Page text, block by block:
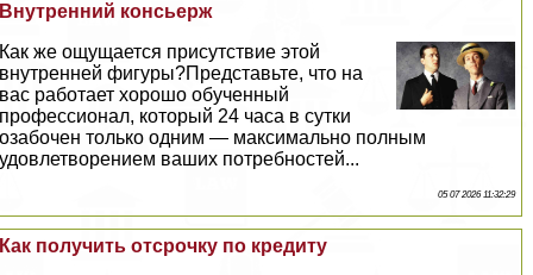
Внутренний консьерж
Как же ощущается присутствие этой
внутренней фигуры?Представьте, что на
вас работает хорошо обученный
профессионал, который 24 часа в сутки
озабочен только одним — максимально полным
удовлетворением ваших потребностей...
05 07 2026 11:32:29
Как получить отсрочку по кредиту